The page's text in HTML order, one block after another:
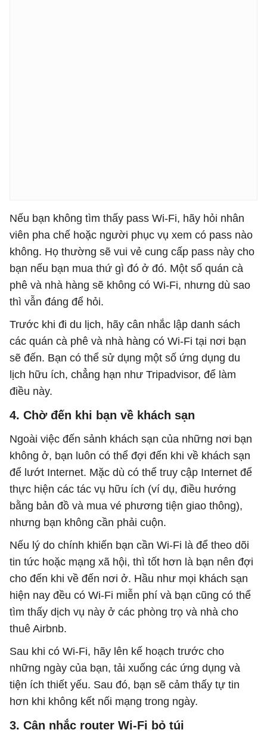
Nếu bạn không tìm thấy pass Wi-Fi, hãy hỏi nhân
viên pha chế hoặc người phục vụ xem có pass nào
không. Họ thường sẽ vui vẻ cung cấp pass này cho
bạn nếu bạn mua thứ gì đó ở đó. Một số quán cà
phê và nhà hàng sẽ không có Wi-Fi, nhưng dù sao
thì vẫn đáng để hỏi.
Trước khi đi du lịch, hãy cân nhắc lập danh sách
các quán cà phê và nhà hàng có Wi-Fi tại nơi bạn
sẽ đến. Bạn có thể sử dụng một số ứng dụng du
lịch hữu ích, chẳng hạn như Tripadvisor, để làm
điều này.
4. Chờ đến khi bạn về khách sạn
Ngoài việc đến sảnh khách sạn của những nơi bạn
không ở, bạn luôn có thể đợi đến khi về khách sạn
để lướt Internet. Mặc dù có thể truy cập Internet để
thực hiện các tác vụ hữu ích (ví dụ, điều hướng
bằng bản đồ và mua vé phương tiện giao thông),
nhưng bạn không cần phải cuộn.
Nếu lý do chính khiến bạn cần Wi-Fi là để theo dõi
tin tức hoặc mạng xã hội, thì tốt hơn là bạn nên đợi
cho đến khi về đến nơi ở. Hầu như mọi khách sạn
hiện nay đều có Wi-Fi miễn phí và bạn cũng có thể
tìm thấy dịch vụ này ở các phòng trọ và nhà cho
thuê Airbnb.
Sau khi có Wi-Fi, hãy lên kế hoạch trước cho
những ngày của bạn, tải xuống các ứng dụng và
tiện ích thiết yếu. Sau đó, bạn sẽ cảm thấy tự tin
hơn khi không kết nối mạng trong ngày.
3. Cân nhắc router Wi-Fi bỏ túi